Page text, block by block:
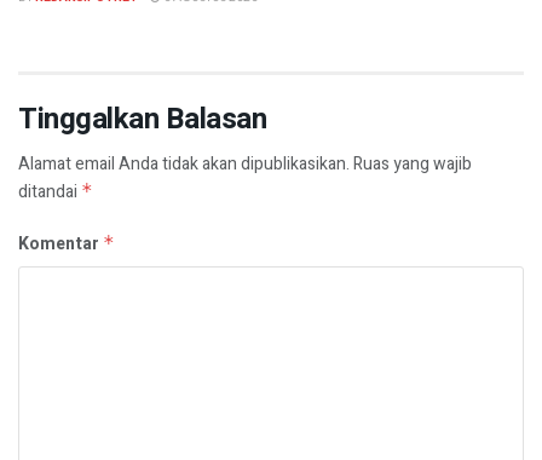
Tinggalkan Balasan
Alamat email Anda tidak akan dipublikasikan.Ruas yang wajib
ditandai *
Komentar *